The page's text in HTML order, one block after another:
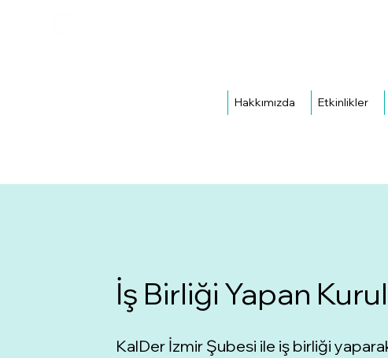
Hakkımızda Etkinlikler
İş Birliği Yapan
KalDer İzmir Şubesi ile iş birliği